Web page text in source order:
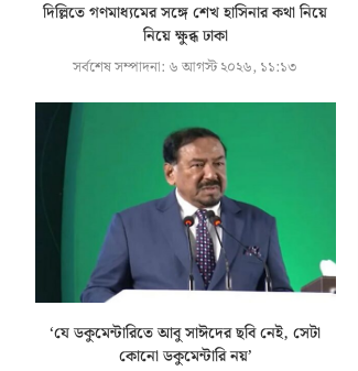
দিল্লিতে গণমাধ্যমের সঙ্গে শেখ হাসিনার কথা নিয়ে
নিয়ে ক্ষুব্ধ ঢাকা
সর্বশেষ সম্পাদনা: ৬ আগস্ট ২০২৬, ১১:১৩
‘যে ডকুমেন্টারিতে আবু সাঈদের ছবি নেই, সেটা
কোনো ডকুমেন্টারি নয়’